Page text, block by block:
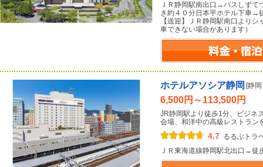
ＪＲ静岡駅南出口→バスしずて
き約４０分日本平ホテル下車→
【送迎】ＪＲ静岡駅南口より
車できない場合があります）
ホテルアソシア静岡 [静
6,500円～113,500円
JR静岡駅より徒歩1分、ビジネ
会場、和洋中の高級レストラン
4.7 るるぶトラ
ＪＲ東海道線静岡駅北出口→徒